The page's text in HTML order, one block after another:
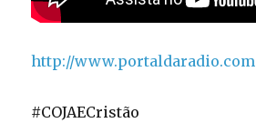
http://www.portaldaradio.com
#COJAECristão